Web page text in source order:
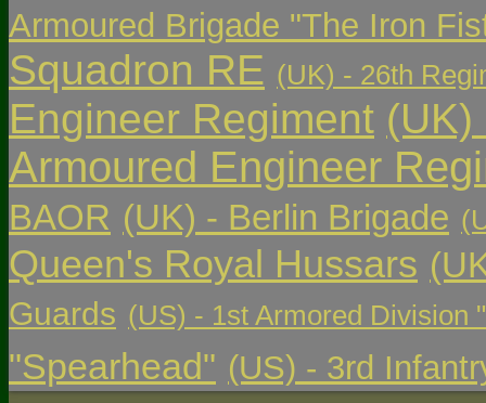
Armoured Brigade "The Iron
Squadron RE (UK) - 26th
Engineer Regiment
Armoured Engineer
BAOR (UK) - Berlin Brigade
Queen's Royal Hussars
Guards (US) - 1st Armored Division
"Spearhead" (US) - 3rd